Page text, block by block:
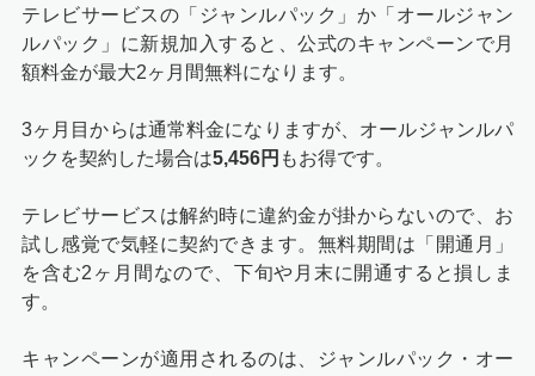
テレビサービスの「ジャンルパック」か「オールジャン
ルパック」に新規加入すると、公式のキャンペーンで月
額料金が最大2ヶ月間無料になります。
3ヶ月目からは通常料金になりますが、オールジャンルパ
ックを契約した場合は5,456円 もお得です。
テレビサービスは解約時に違約金が掛からないので、お
試し感覚で気軽に契約できます。無料期間は「開通月」
を含む2ヶ月間なので、下旬や月末に開通すると損しま
す。
キャンペーンが適用されるのは、ジャンルパック・オー